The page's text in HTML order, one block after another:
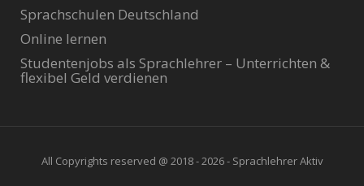
Sprachschulen Deutschland
Online lernen
Studentenjobs als Sprachlehrer – Unterrichten &
flexibel Geld verdienen
All Copyrights reserved @ 2018 - 2026 - Sprachlehrer Aktiv